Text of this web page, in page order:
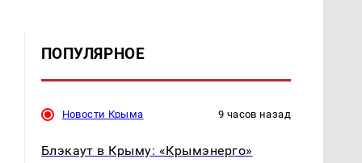
ПОПУЛЯРНОЕ
Новости Крыма 9 часов назад
Блэкаут в Крыму: «Крымэнерго»